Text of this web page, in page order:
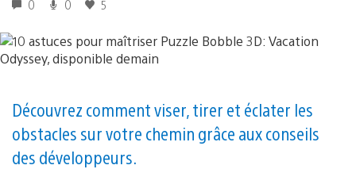
0 0 5
Découvrez comment viser, tirer et éclater les
obstacles sur votre chemin grâce aux conseils
des développeurs.